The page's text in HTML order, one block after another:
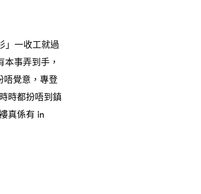
」一收工就過
本事弄到手 ，
唔覺意 ， 專登
時都扮唔到鎮
真係有 in